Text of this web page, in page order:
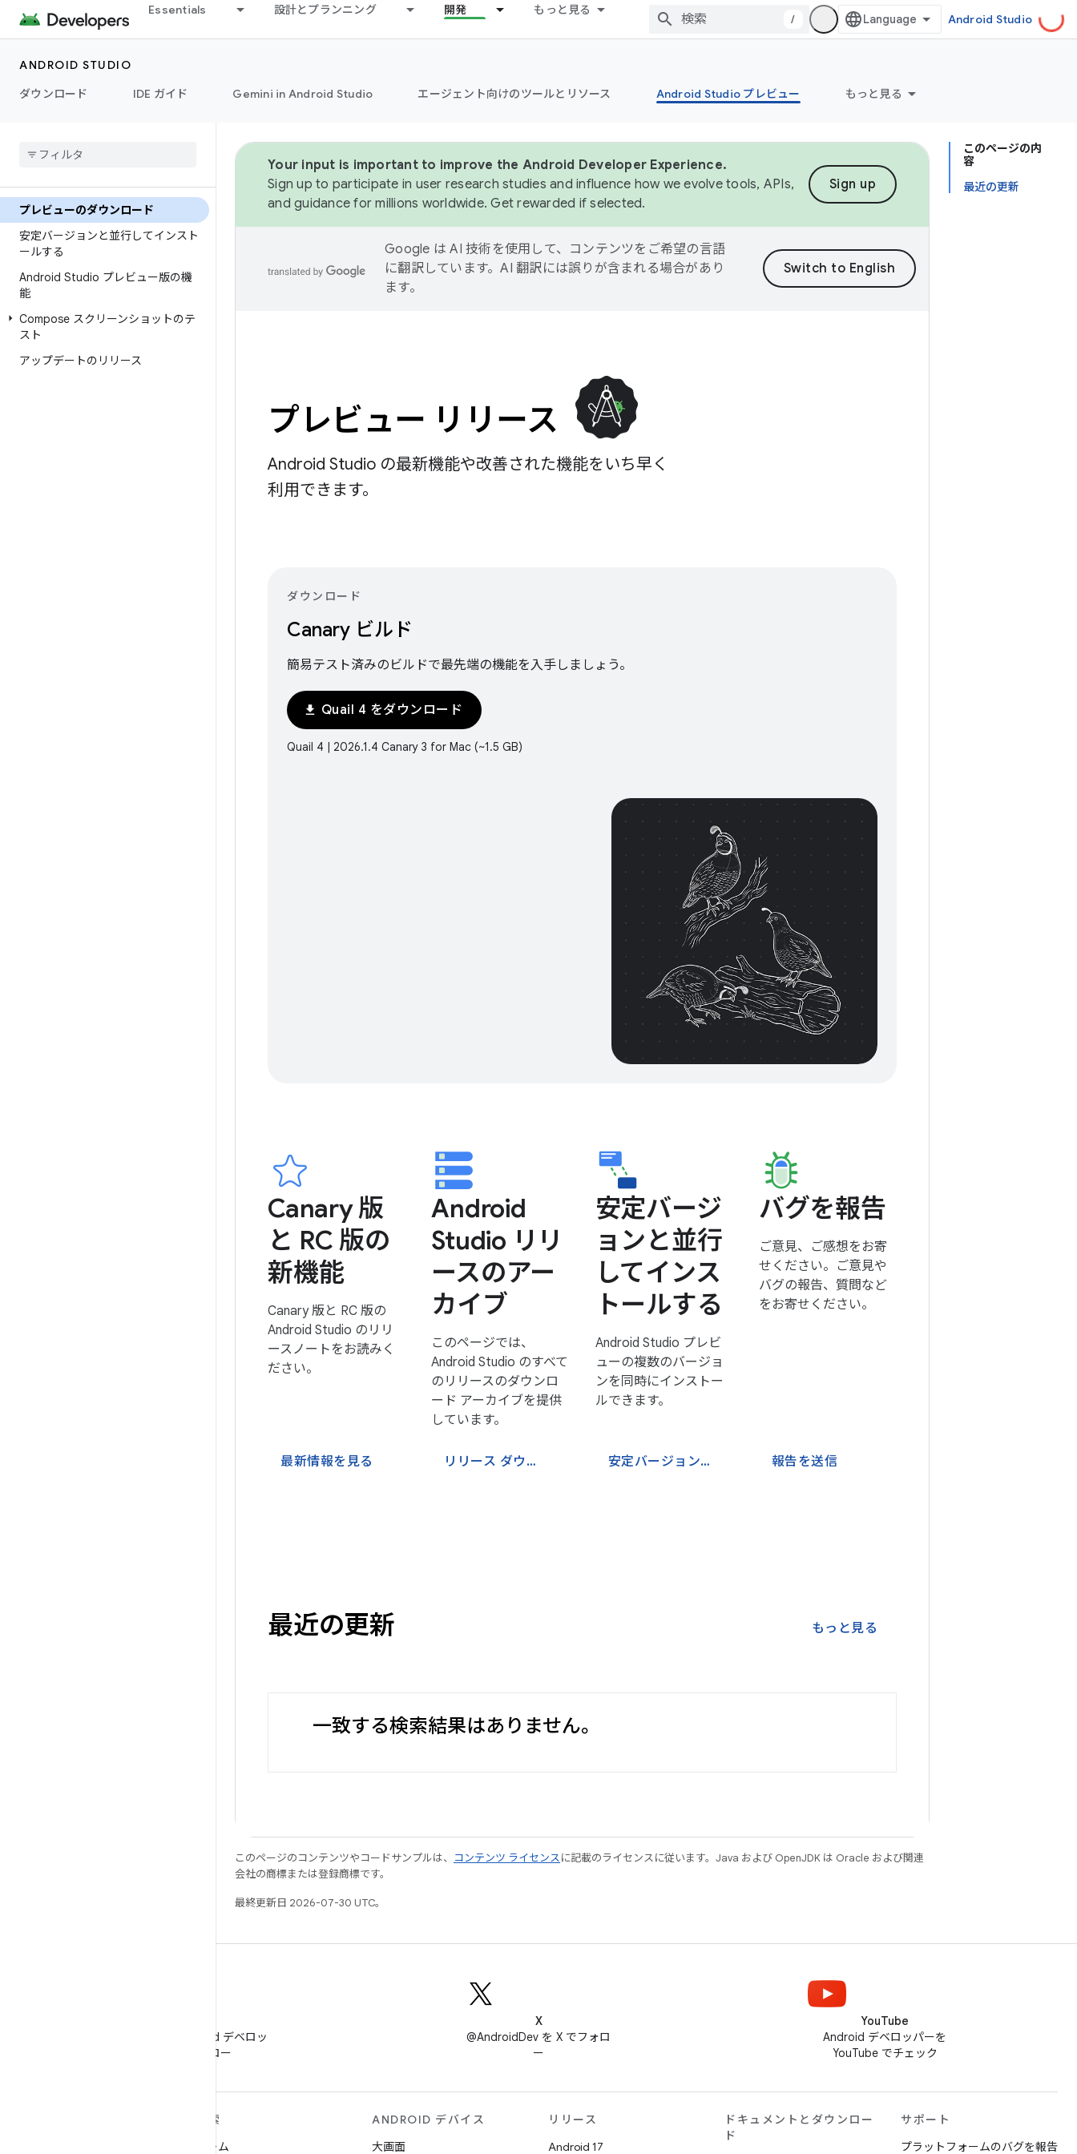
Essentials 設計とプランニング 開発 もっと見る
/ Android Studio
ANDROID STUDIO
ダウンロード
IDE ガイド Gemini in Android Studio エージェント向けのツールとリソース Android Studio プレビュー もっと見る
プレビューのダウンロード
安定バージョンと並行してインスト
ールする
Android Studio プレビュー版の機
能
Compose スクリーンショットのテ
スト
アップデートのリリース
このページの内
容
最近の更新
Your input is important to improve the Android Developer Experience.
Sign up to participate in user research studies and influence how we evolve tools, APIs,
and guidance for millions worldwide. Get rewarded if selected.
Sign up
Google は AI 技術を使用して、コンテンツをご希望の言語
に翻訳しています。AI 翻訳には誤りが含まれる場合があり
ます。
プレビュー リリース
Android Studio の最新機能や改善された機能をいち早く
利用できます。
ダウンロード
Canary ビルド
簡易テスト済みのビルドで最先端の機能を入手しましょう。
download Quail 4 をダウンロード
Quail 4 | 2026.1.4 Canary 3 for Mac (~1.5 GB)
Canary 版
と RC 版の
新機能
Canary 版と RC 版の
Android Studio のリリ
ースノートをお読みく
ださい。
最新情報を見る
Android
Studio リリ
ースのアー
カイブ
このページでは、
Android Studio のすべて
のリリースのダウンロ
ード アーカイブを提供
しています。
リリース ダウンロードに移動
安定バージ
ョンと並行
してインス
トールする
Android Studio プレビ
ューの複数のバージョ
ンを同時にインストー
ルできます。
安定バージョンと並行してインストールする
バグを報告
ご意見、ご感想をお寄
せください。ご意見や
バグの報告、質問など
をお寄せください。
報告を送信
最近の更新 もっと見る
一致する検索結果はありません。
このページのコンテンツやコードサンプルは、 コンテンツ ライセンスに記載のライセンスに従います。Java および OpenJDK は Oracle および関連
会社の商標または登録商標です。
最終更新日 2026-07-30 UTC。
WeChat で Android デベロッ
パーをフォロー
X
@AndroidDev を X でフォロ
ー
YouTube
Android デベロッパーを
YouTube でチェック
探索
ゲーム
ANDROID デバイス
大画面
リリース
Android 17
ドキュメントとダウンロー
ド
サポート
プラットフォームのバグを報告